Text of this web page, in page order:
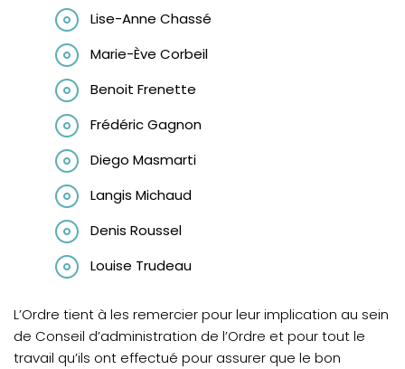
Lise-Anne Chassé
Marie-Ève Corbeil
Benoit Frenette
Frédéric Gagnon
Diego Masmarti
Langis Michaud
Denis Roussel
Louise Trudeau
L’Ordre tient à les remercier pour leur implication au sein
de Conseil d’administration de l’Ordre et pour tout le
travail qu’ils ont effectué pour assurer que le bon